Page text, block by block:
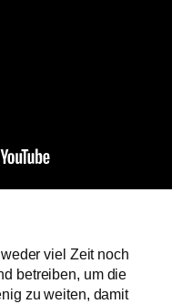
viel Zeit noch
betreiben, um die
zu weiten, damit